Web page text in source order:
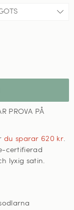
PROVA PÅ
du sparar 620 kr.
certifierad
lyxig satin.